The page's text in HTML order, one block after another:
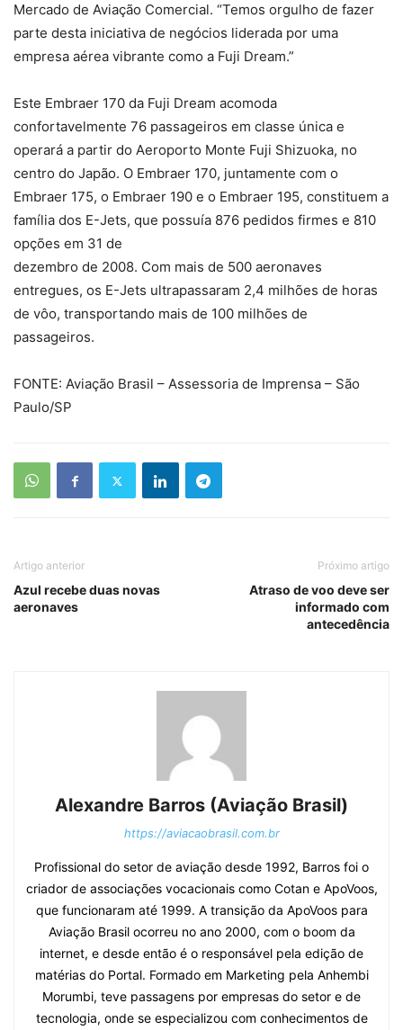
Mercado de Aviação Comercial. “Temos orgulho de fazer
parte desta iniciativa de negócios liderada por uma
empresa aérea vibrante como a Fuji Dream.”
Este Embraer 170 da Fuji Dream acomoda
confortavelmente 76 passageiros em classe única e
operará a partir do Aeroporto Monte Fuji Shizuoka, no
centro do Japão. O Embraer 170, juntamente com o
Embraer 175, o Embraer 190 e o Embraer 195, constituem a
família dos E-Jets, que possuía 876 pedidos firmes e 810
opções em 31 de
dezembro de 2008. Com mais de 500 aeronaves
entregues, os E-Jets ultrapassaram 2,4 milhões de horas
de vôo, transportando mais de 100 milhões de
passageiros.
FONTE: Aviação Brasil – Assessoria de Imprensa – São
Paulo/SP
Artigo anterior
Azul recebe duas novas
aeronaves
Próximo artigo
Atraso de voo deve ser
informado com
antecedência
Alexandre Barros (Aviação Brasil)
https://aviacaobrasil.com.br
Profissional do setor de aviação desde 1992, Barros foi o
criador de associações vocacionais como Cotan e ApoVoos,
que funcionaram até 1999. A transição da ApoVoos para
Aviação Brasil ocorreu no ano 2000, com o boom da
internet, e desde então é o responsável pela edição de
matérias do Portal. Formado em Marketing pela Anhembi
Morumbi, teve passagens por empresas do setor e de
tecnologia, onde se especializou com conhecimentos de